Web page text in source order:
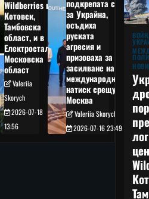
Wildberries в
Котовск,
Тамбовска
област, и в
Електростал,
Московска
област
Valeriia
Skorych
2026-07-18
13:56
подкрепата си
за Украйна,
осъдиха
руската
агресия и
призоваха за
засилване на
международния
натиск срещу
Москва
Valeriia Skorych
2026-07-16 23:49